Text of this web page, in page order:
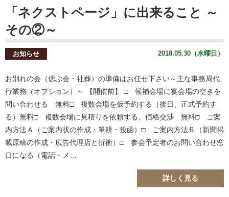
「ネクストページ」に出来ること ～
その②～
お知らせ 2018.05.30（水曜日）
お別れの会（偲ぶ会・社葬）の準備はお任せ下さい～主な事務局代
行業務（オプション）～ 【開催前】 □ 候補会場に宴会場の空きを
問い合わせる 無料□ 複数会場を仮予約する（後日、正式予約す
る）無料□ 複数会場に見積りを依頼する。価格交渉 無料□ ご案
内方法Ａ（ご案内状の作成・筆耕・投函）□ ご案内方法Ｂ（新聞掲
載原稿の作成・広告代理店と折衝）□ 参会予定者のお問い合わせ窓
口になる（電話・メ…
詳しく見る